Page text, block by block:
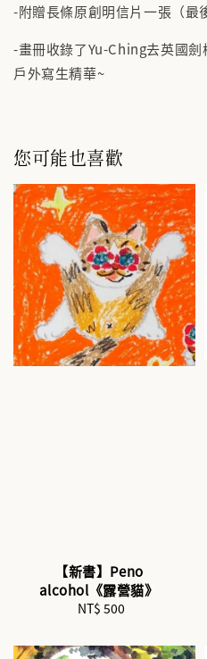
-附贈長條原創明信片一張（最
-畫冊收錄了Yu-Ching去英國
戶外寫生精華~
您可能也喜歡
【新書】Peno
alcohol《露營貓》
Regular
NT$ 500